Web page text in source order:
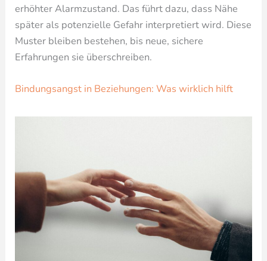
erhöhter Alarmzustand. Das führt dazu, dass Nähe
später als potenzielle Gefahr interpretiert wird. Diese
Muster bleiben bestehen, bis neue, sichere
Erfahrungen sie überschreiben.
Bindungsangst in Beziehungen: Was wirklich hilft